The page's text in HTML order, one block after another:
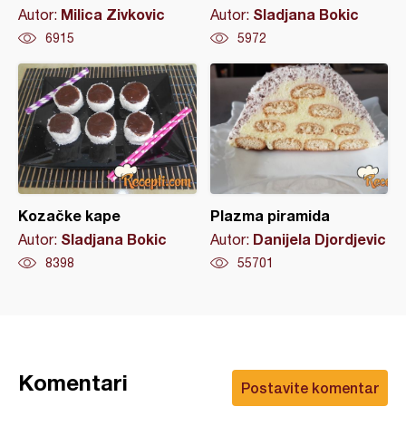
Autor: Milica Zivkovic
6915
Autor: Sladjana Bokic
5972
Kozačke kape
Autor: Sladjana Bokic
8398
Plazma piramida
Autor: Danijela Djordjevic
55701
Postavite komentar
Komentari